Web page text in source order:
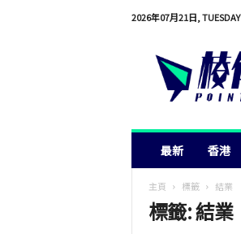
2026年07月21日, TUESDAY
最新 香港
主頁 標籤 結業
標籤: 結業